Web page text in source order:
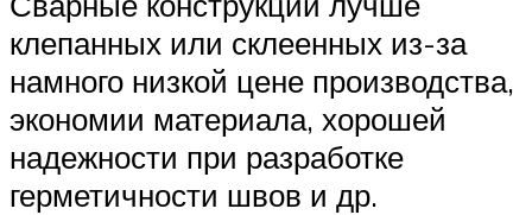
клепанных или склеенных из-за
намного низкой цене производства,
экономии материала, хорошей
надежности при разработке
герметичности швов и др.